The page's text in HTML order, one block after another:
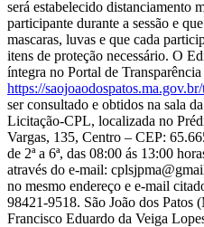
será estabelecido distanciamento
participante durante a sessão e
mascaras, luvas e que cada
itens de proteção necessário. O
íntegra no Portal de
https://
ser consultado e obtidos na sala
Licitação-CPL, localizada no
Vargas, 135, Centro – CEP:
de 2ª a 6ª, das 08:00 ás 13:00
através do e-mail:
no mesmo endereço e e-mail
98421-9518. São João dos
Francisco Eduardo da Veiga